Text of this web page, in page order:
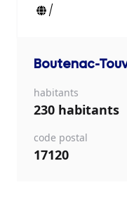
/
Boutenac-
habitants
230 habitants
code postal
17120